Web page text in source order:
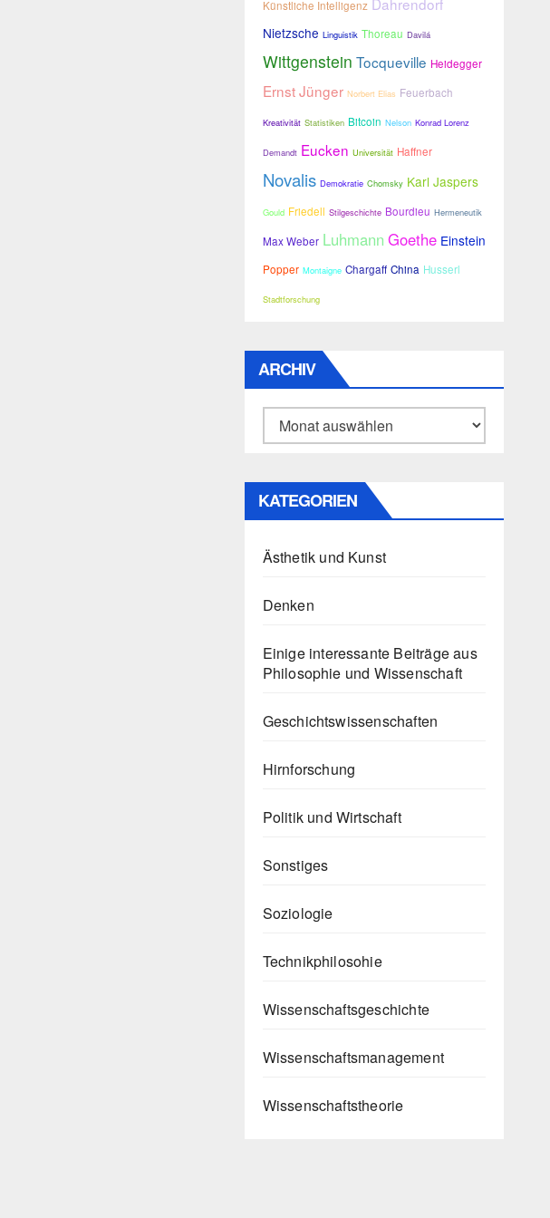
Künstliche Intelligenz
Nietzsche Linguistik Thoreau Davilá
Wittgenstein Tocqueville Heidegger
Ernst Jünger Norbert Elias Feuerbach
Kreativität Statistiken Bitcoin Nelson Konrad Lorenz
Demandt Eucken Universität Haffner
Novalis Demokratie Chomsky Karl Jaspers
Gould Friedell Stilgeschichte Bourdieu Hermeneutik
Max Weber Luhmann Goethe Einstein
Popper Montaigne Chargaff China Husserl
Stadtforschung
ARCHIV
Archiv
KATEGORIEN
Ästhetik und Kunst
Denken
Einige interessante Beiträge aus
Philosophie und Wissenschaft
Geschichtswissenschaften
Hirnforschung
Politik und Wirtschaft
Sonstiges
Soziologie
Technikphilosohie
Wissenschaftsgeschichte
Wissenschaftsmanagement
Wissenschaftstheorie